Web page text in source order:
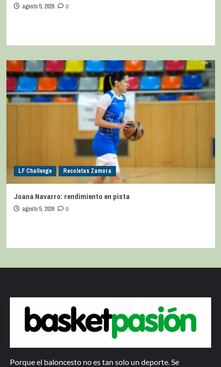
agosto 5, 2026 0
LF Challenge Recoletas Zamora
Joana Navarro: rendimiento en pista
agosto 5, 2026 0
Porque el baloncesto no es tan solo un deporte. Se